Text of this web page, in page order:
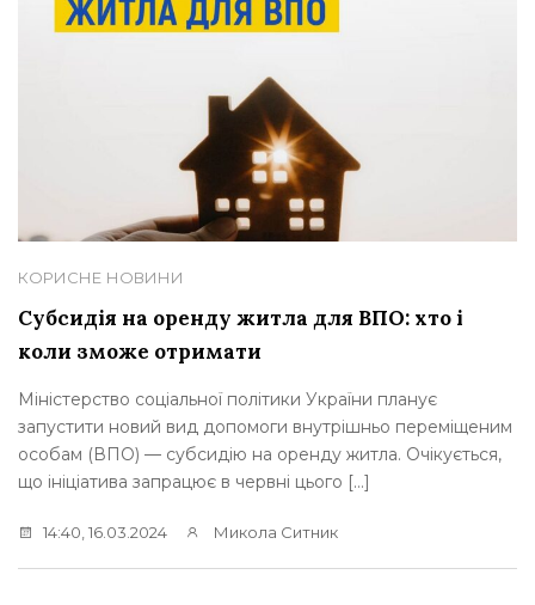
КОРИСНЕ НОВИНИ
Субсидія на оренду житла для ВПО: хто і
коли зможе отримати
Міністерство соціальної політики України планує
запустити новий вид допомоги внутрішньо переміщеним
особам (ВПО) — субсидію на оренду житла. Очікується,
що ініціатива запрацює в червні цього […]
14:40, 16.03.2024 Микола Ситник